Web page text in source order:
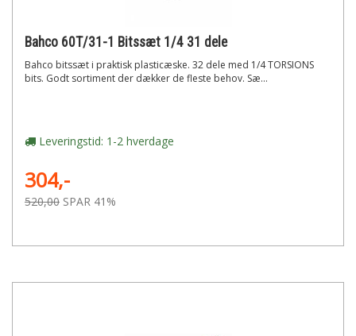
Bahco 60T/31-1 Bitssæt 1/4 31 dele
Bahco bitssæt i praktisk plasticæske. 32 dele med 1/4 TORSIONS
bits. Godt sortiment der dækker de fleste behov. Sæ...
Leveringstid: 1-2 hverdage
304,-
520,00 SPAR 41%